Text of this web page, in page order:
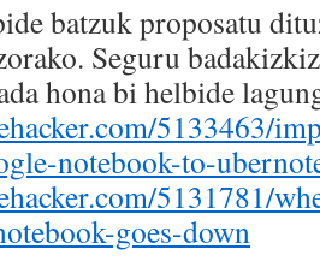
batzuk proposatu
Seguru
hona bi helbide
5133463/
notebook-to-
5131781/
goes-down